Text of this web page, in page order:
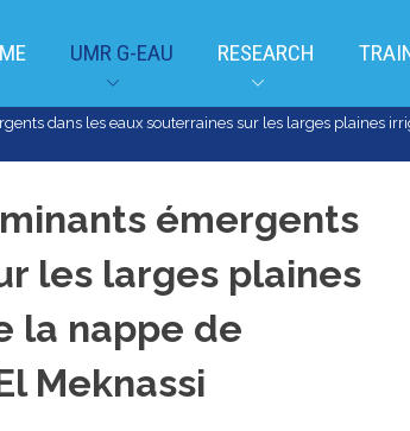
UMR G-EAU RESEARCH
dans les eaux souterraines sur les larges plaines
émergents
les larges plaines
la nappe de
Meknassi